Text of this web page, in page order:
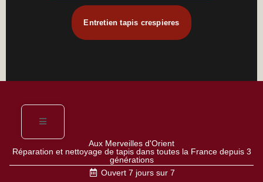
Entretien tapis crespieres
Aux Merveilles d'Orient
Réparation et nettoyage de tapis dans toutes la France depuis 3
générations
Ouvert 7 jours sur 7